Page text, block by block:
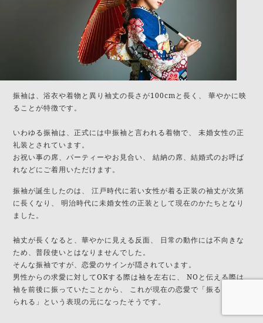
振袖は、浴衣や着物と異り袖丈の長さが100cmと長く、
華やかに映
ることが特徴です。
いわゆる振袖は、正式には中振袖と言われる着物で、
未婚女性の正
礼装とされています。
お祝い事の席、パーティーやお見合い、
結納の席、結婚式のお呼ば
れなどにご着用いただけます。
振袖が誕生したのは、
江戸時代に若い女性が着る正装の袖丈が次第
に長くなり、
明治時代に未婚女性の正装として現在のかたちとなり
ました。
袖丈が長くなると、華やかに見える反面、
日常の動作には不向きな
ため、普段使いとはなりませんでした。
そんな振袖ですが、恋愛のサインが隠されています。
男性からの求愛に対してOKする際は袖を左右に、
NOと伝える際は
袖を前後に振っていたことから、
これが現在の恋愛で「振る」「振
られる」という表現の元になったそうです。